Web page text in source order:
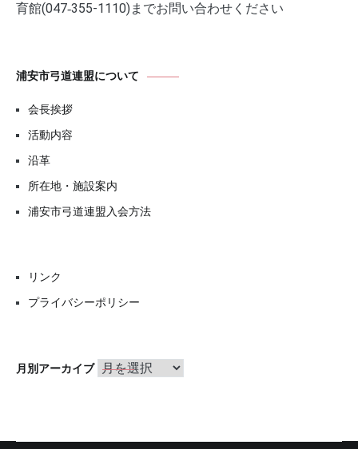
育館(047‐355-1110)までお問い合わせください
浦安市弓道連盟について
会長挨拶
活動内容
沿革
所在地・施設案内
浦安市弓道連盟入会方法
リンク
プライバシーポリシー
月別アーカイブ 月